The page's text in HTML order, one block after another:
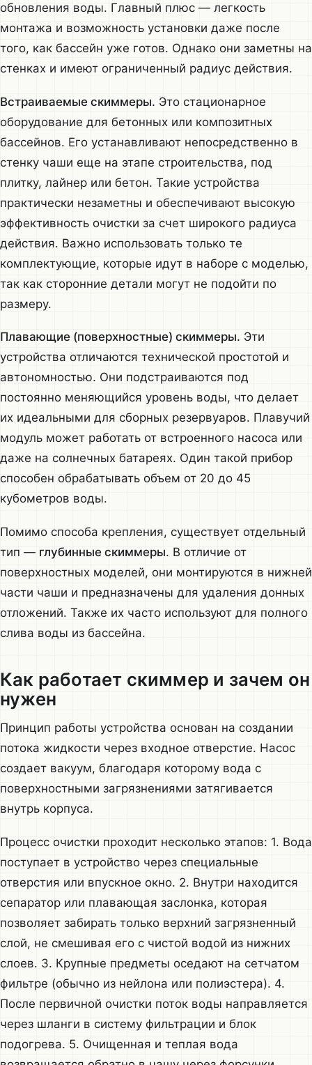
обновления воды. Главный плюс — легкость
монтажа и возможность установки даже после
того, как бассейн уже готов. Однако они заметны на
стенках и имеют ограниченный радиус действия.
Встраиваемые скиммеры. Это стационарное
оборудование для бетонных или композитных
бассейнов. Его устанавливают непосредственно в
стенку чаши еще на этапе строительства, под
плитку, лайнер или бетон. Такие устройства
практически незаметны и обеспечивают высокую
эффективность очистки за счет широкого радиуса
действия. Важно использовать только те
комплектующие, которые идут в наборе с моделью,
так как сторонние детали могут не подойти по
размеру.
Плавающие (поверхностные) скиммеры. Эти
устройства отличаются технической простотой и
автономностью. Они подстраиваются под
постоянно меняющийся уровень воды, что делает
их идеальными для сборных резервуаров. Плавучий
модуль может работать от встроенного насоса или
даже на солнечных батареях. Один такой прибор
способен обрабатывать объем от 20 до 45
кубометров воды.
Помимо способа крепления, существует отдельный
тип — глубинные скиммеры. В отличие от
поверхностных моделей, они монтируются в нижней
части чаши и предназначены для удаления донных
отложений. Также их часто используют для полного
слива воды из бассейна.
Как работает скиммер и зачем он
нужен
Принцип работы устройства основан на создании
потока жидкости через входное отверстие. Насос
создает вакуум, благодаря которому вода с
поверхностными загрязнениями затягивается
внутрь корпуса.
Процесс очистки проходит несколько этапов: 1. Вода
поступает в устройство через специальные
отверстия или впускное окно. 2. Внутри находится
сепаратор или плавающая заслонка, которая
позволяет забирать только верхний загрязненный
слой, не смешивая его с чистой водой из нижних
слоев. 3. Крупные предметы оседают на сетчатом
фильтре (обычно из нейлона или полиэстера). 4.
После первичной очистки поток воды направляется
через шланги в систему фильтрации и блок
подогрева. 5. Очищенная и теплая вода